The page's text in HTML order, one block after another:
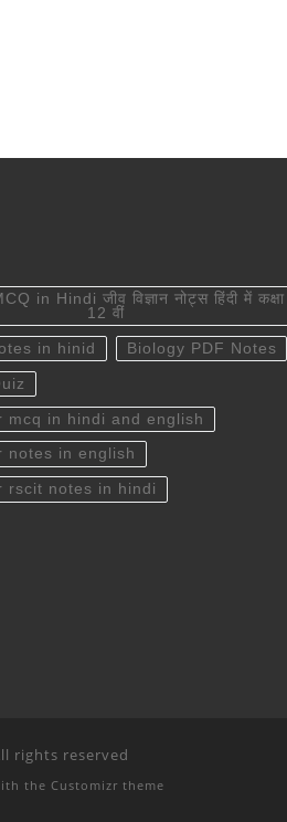
in Hindi जीव विज्ञान नोट्स हिंदी में कक्षा
12 वीं
in hinid Biology PDF Notes
mcq in hindi and english
notes in english
rscit notes in hindi
rights reserved
the Customizr theme